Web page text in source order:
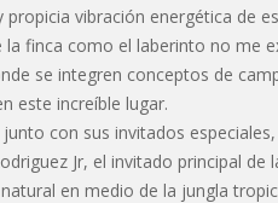
propicia vibración energética de
finca como el laberinto no me
se integren conceptos de
este increíble lugar.
con sus invitados
Jr, el invitado principal
en medio de la jungla